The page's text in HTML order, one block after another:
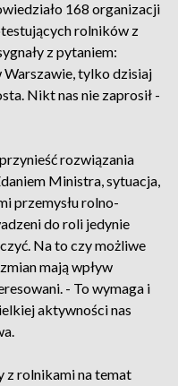
168 organizacji
rolników z
z pytaniem:
Warszawie, tylko dzisiaj
Nikt nas nie zaprosił -
rozwiązania
Ministra, sytuacja,
przemysłu rolno-
do roli jedynie
Na to czy możliwe
mają wpływ
- To wymaga i
aktywności nas
rolnikami na temat